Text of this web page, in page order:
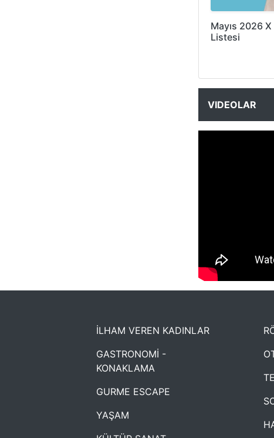
Mayıs 2026
Listesi
VIDEOLAR
NYXmag 2.
İLHAM VEREN KADINLAR
GASTRONOMİ -
KONAKLAMA
GURME ESCAPE
YAŞAM